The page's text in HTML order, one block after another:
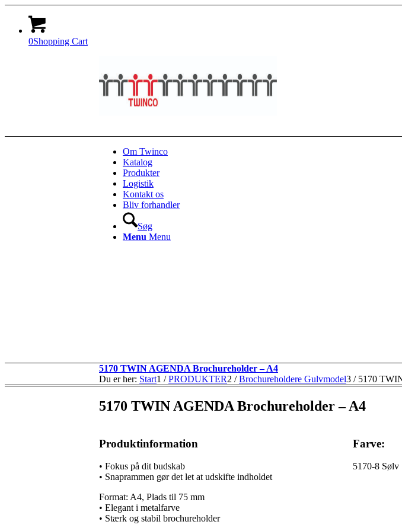
0Shopping Cart
Om Twinco
Katalog
Produkter
Logistik
Kontakt os
Bliv forhandler
Søg
Menu Menu
5170 TWIN AGENDA Brochureholder – A4
Du er her: Start1 / PRODUKTER2 / Brochureholdere Gulvmodel3 / 5170
5170 TWIN AGENDA Brochureholder – A4
Produktinformation
• Fokus på dit budskab
• Snaprammen gør det let at udskifte indholdet
Format: A4, Plads til 75 mm
• Elegant i metalfarve
• Stærk og stabil brochureholder
Farve:
5170-8 Sølv